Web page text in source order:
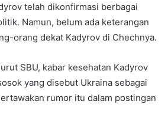
telah dikonfirmasi berbagai
Namun, belum ada keterangan
orang dekat Kadyrov di Chechnya.
SBU, kabar kesehatan Kadyrov
yang disebut Ukraina sebagai
rumor itu dalam postingan